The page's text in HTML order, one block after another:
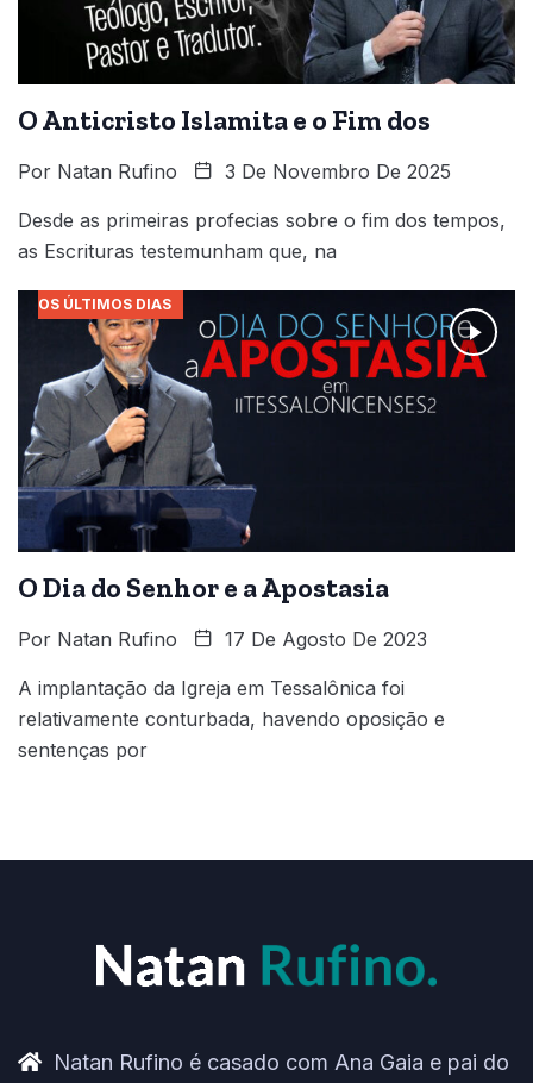
O Anticristo Islamita e o Fim dos
Por Natan Rufino 3 De Novembro De 2025
Desde as primeiras profecias sobre o fim dos tempos,
as Escrituras testemunham que, na
OS ÚLTIMOS DIAS
O Dia do Senhor e a Apostasia
Por Natan Rufino 17 De Agosto De 2023
A implantação da Igreja em Tessalônica foi
relativamente conturbada, havendo oposição e
sentenças por
Natan Rufino é casado com Ana Gaia e pai do